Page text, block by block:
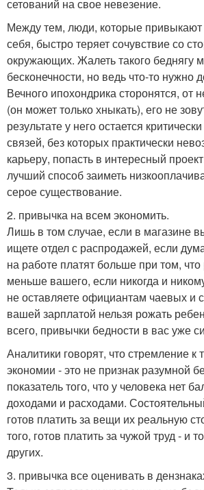
сетований на свое невезение.
Между тем, люди, которые привыкают
себя, быстро теряет сочувствие со
окружающих. Жалеть такого беднягу
бесконечности, но ведь что-то нужно
Вечного ипохондрика сторонятся, от
(он может только хныкать), его не
результате у него остается
связей, без которых практически
карьеру, попасть в интересный
лучший способ заиметь
серое существование.
2. привычка на всем экономить.
Лишь в том случае, если в магазине
ищете отдел с распродажей, если
на работе платят больше при том,
меньше вашего, если никогда и
не оставляете официантам чаевых и
вашей зарплатой нельзя рожать
всего, привычки бедности в вас уже
Аналитики говорят, что стремление к
экономии - это не признак разумной
показатель того, что у человека нет
доходами и расходами.
готов платить за вещи их реальную
того, готов платить за чужой труд - и
других.
3. привычка все оценивать в